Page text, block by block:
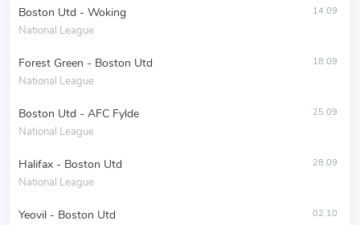
Boston Utd - Woking
National League
14.09
Forest Green - Boston Utd
National League
18.09
Boston Utd - AFC Fylde
National League
25.09
Halifax - Boston Utd
National League
28.09
Yeovil - Boston Utd 02.10